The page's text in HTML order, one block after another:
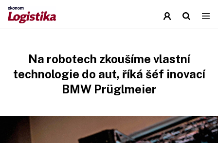
Na robotech zkoušíme vlastní
technologie do aut, říká šéf inovací
BMW Prüglmeier